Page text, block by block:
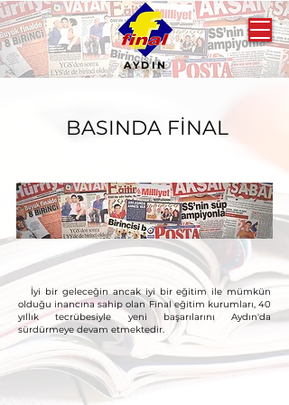
AYDIN
BASINDA FİNAL
İyi bir geleceğin ancak iyi bir eğitim ile mümkün
olduğu inancına sahip olan Final eğitim kurumları, 40
yıllık tecrübesiyle yeni başarılarını Aydın'da
sürdürmeye devam etmektedir.